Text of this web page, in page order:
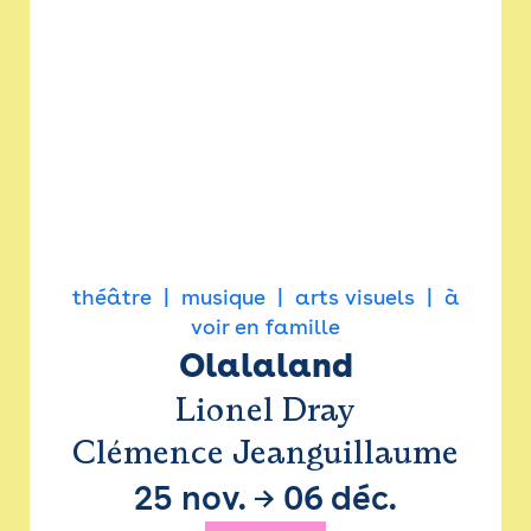
théâtre musique arts visuels
à
voir en famille
Olalaland
Lionel Dray
Clémence Jeanguillaume
25 nov. → 06 déc.